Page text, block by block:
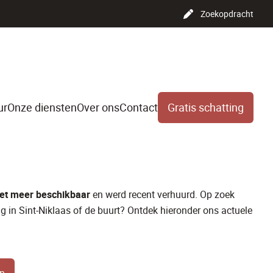
Zoekopdracht
Onze dienstenOver onsContact Gratis schatting
meer beschikbaaren werd recent verhuurd. Op zoek
in Sint-Niklaas of de buurt? Ontdek hieronder ons actuele